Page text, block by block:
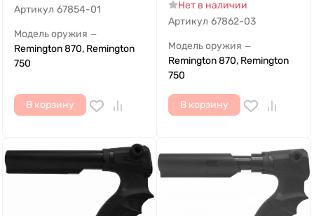
Артикул 67854-01
Модель оружия —
Remington 870, Remington
750
В корзину
Нет в наличии
Артикул 67862-03
Модель оружия —
Remington 870, Remington
750
В корзину